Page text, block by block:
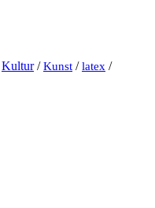
Kultur/Kunst /latex /